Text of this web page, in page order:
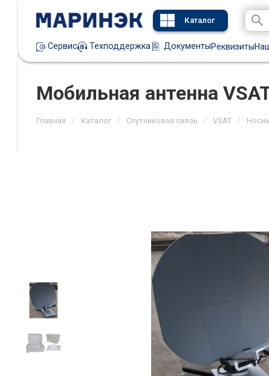
Каталог
Сервис Техподдержка ДокументыРеквизиты
Мобильная антенна
Главная / Каталог / Спутниковая связь / VSAT /